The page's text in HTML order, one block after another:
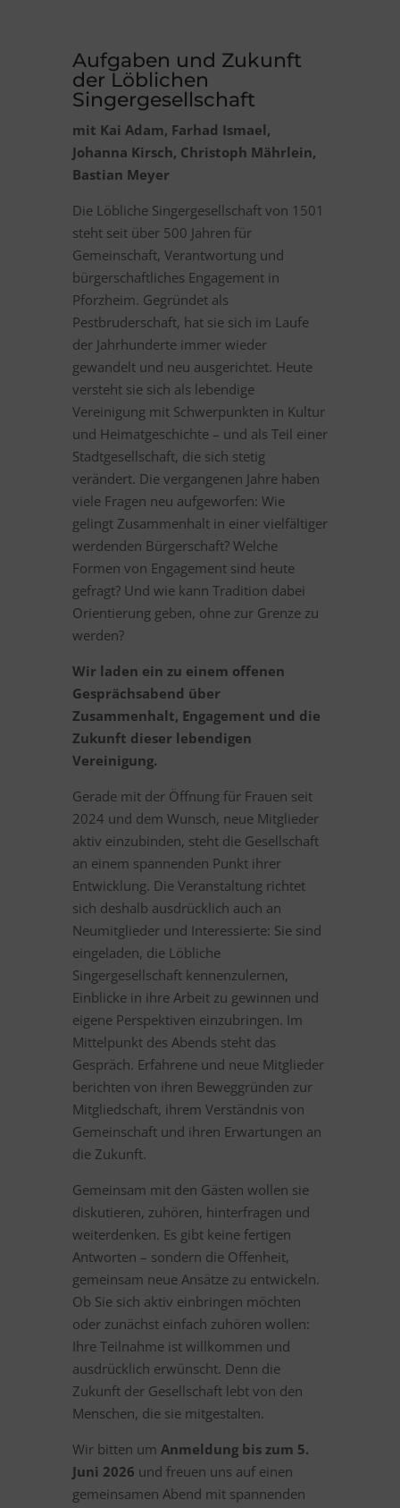
Aufgaben und Zukunft
der Löblichen
Singergesellschaft
mit Kai Adam, Farhad Ismael,
Johanna Kirsch, Christoph Mährlein,
Bastian Meyer
Die Löbliche Singergesellschaft von 1501
steht seit über 500 Jahren für
Gemeinschaft, Verantwortung und
bürgerschaftliches Engagement in
Pforzheim. Gegründet als
Pestbruderschaft, hat sie sich im Laufe
der Jahrhunderte immer wieder
gewandelt und neu ausgerichtet. Heute
versteht sie sich als lebendige
Vereinigung mit Schwerpunkten in Kultur
und Heimatgeschichte – und als Teil einer
Stadtgesellschaft, die sich stetig
verändert. Die vergangenen Jahre haben
viele Fragen neu aufgeworfen: Wie
gelingt Zusammenhalt in einer vielfältiger
werdenden Bürgerschaft? Welche
Formen von Engagement sind heute
gefragt? Und wie kann Tradition dabei
Orientierung geben, ohne zur Grenze zu
werden?
Wir laden ein zu einem offenen
Gesprächsabend über
Zusammenhalt, Engagement und die
Zukunft dieser lebendigen
Vereinigung.
Gerade mit der Öffnung für Frauen seit
2024 und dem Wunsch, neue Mitglieder
aktiv einzubinden, steht die Gesellschaft
an einem spannenden Punkt ihrer
Entwicklung. Die Veranstaltung richtet
sich deshalb ausdrücklich auch an
Neumitglieder und Interessierte: Sie sind
eingeladen, die Löbliche
Singergesellschaft kennenzulernen,
Einblicke in ihre Arbeit zu gewinnen und
eigene Perspektiven einzubringen. Im
Mittelpunkt des Abends steht das
Gespräch. Erfahrene und neue Mitglieder
berichten von ihren Beweggründen zur
Mitgliedschaft, ihrem Verständnis von
Gemeinschaft und ihren Erwartungen an
die Zukunft.
Gemeinsam mit den Gästen wollen sie
diskutieren, zuhören, hinterfragen und
weiterdenken. Es gibt keine fertigen
Antworten – sondern die Offenheit,
gemeinsam neue Ansätze zu entwickeln.
Ob Sie sich aktiv einbringen möchten
oder zunächst einfach zuhören wollen:
Ihre Teilnahme ist willkommen und
ausdrücklich erwünscht. Denn die
Zukunft der Gesellschaft lebt von den
Menschen, die sie mitgestalten.
Wir bitten um Anmeldung bis zum 5.
Juni 2026 und freuen uns auf einen
gemeinsamen Abend mit spannenden